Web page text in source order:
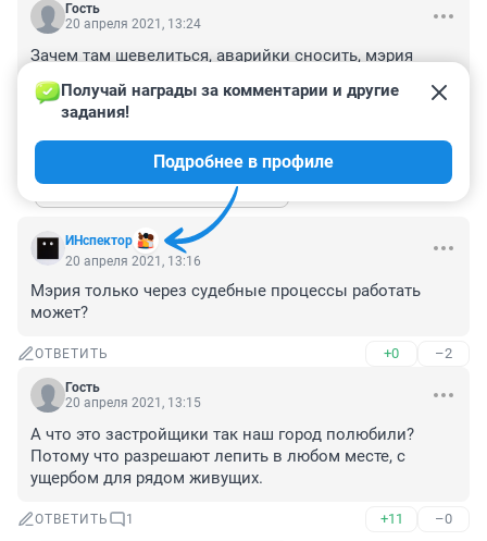
Гость
20 апреля 2021, 13:24
Зачем там шевелиться, аварийки сносить, мэрия
лучше будет искать в центре ещё какую-нибудь дырку,
чтоб туда высотку впихнуть
ОТВЕТИТЬ 1 +1 –0
Показать ещё 1 ответ
ИНспектор
Получай награды за комментарии и другие
задания!
Подробнее в профиле
20 апреля 2021, 13:16
Мэрия только через судебные процессы работать
может?
ОТВЕТИТЬ +0 –2
Гость
20 апреля 2021, 13:15
А что это застройщики так наш город полюбили?
Потому что разрешают лепить в любом месте, с
ущербом для рядом живущих.
ОТВЕТИТЬ 1 +11 –0